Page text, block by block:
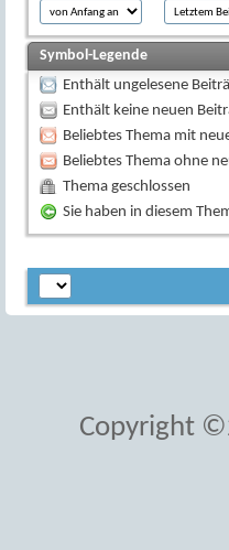
Symbol-Legende
Enthält ungelesene
Enthält keine neuen
Beliebtes Thema mit
Beliebtes Thema ohne
Thema geschlossen
Sie haben in diesem
Copyright